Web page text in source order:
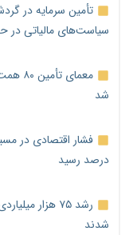
تأمین سرمایه در
سیاست‌های مالیاتی در
شد
درصد رسید
رشد ۷۵ هزار
شدند